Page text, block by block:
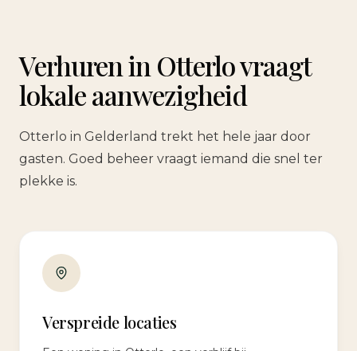
Verhuren in Otterlo vraagt
lokale aanwezigheid
Otterlo in Gelderland trekt het hele jaar door
gasten. Goed beheer vraagt iemand die snel ter
plekke is.
Verspreide locaties